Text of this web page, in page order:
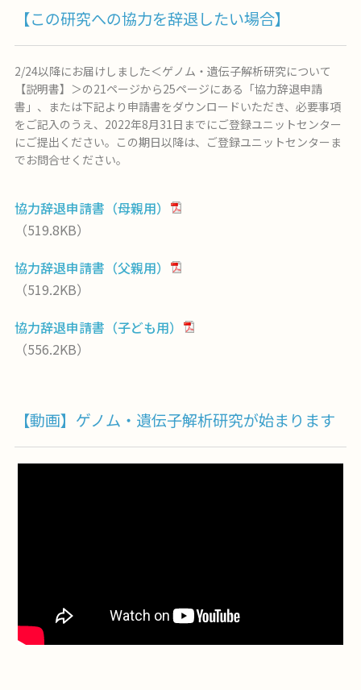
【この研究への協力を辞退したい場合】
2/24以降にお届けしました＜ゲノム・遺伝子解析研究について
【説明書】＞の21ページから25ページにある「協力辞退申請
書」、または下記より申請書をダウンロードいただき、必要事項
をご記入のうえ、2022年8月31日までにご登録ユニットセンター
にご提出ください。この期日以降は、ご登録ユニットセンターま
でお問合せください。
協力辞退申請書（母親用）
（519.8KB）
協力辞退申請書（父親用）
（519.2KB）
協力辞退申請書（子ども用）
（556.2KB）
【動画】ゲノム・遺伝子解析研究が始まります